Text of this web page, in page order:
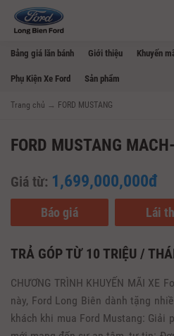
Bảng giá lăn bánh Giới thiệu Khuyến
Phụ Kiện Xe Ford Sản phẩm
Trang chủ → FORD MUSTANG
FORD MUSTANG
Giá từ: 1,699,000,000đ
Báo giá Lái
TRẢ GÓP TỪ 10 TRIỆU /
CHƯƠNG TRÌNH KHUYẾN MÃI XE
này, Ford Long Biên dành tặng
khách khi mua Ford Mustang: Giải